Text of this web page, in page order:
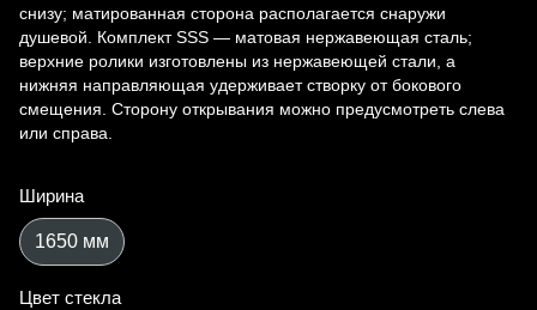
снизу; матированная сторона располагается снаружи
душевой. Комплект SSS — матовая нержавеющая сталь;
верхние ролики изготовлены из нержавеющей стали, а
нижняя направляющая удерживает створку от бокового
смещения. Сторону открывания можно предусмотреть слева
или справа.
Ширина
1650 мм
Цвет стекла